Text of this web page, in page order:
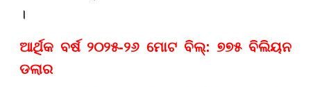
।
ଆର୍ଥିକ ବର୍ଷ ୨୦୨୫-୨୬ ମୋଟ ବିଲ୍: ୭୭୫ ବିଲିୟନ
ଡଲାର